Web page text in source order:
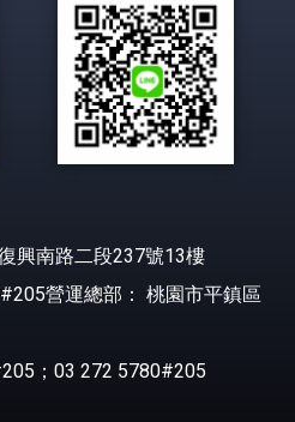
興南路二段237號13樓
運總部： 桃園市平鎮區
03 272 5780#205